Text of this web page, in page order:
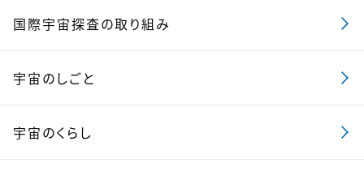
国際宇宙探査の取り組み
宇宙のしごと
宇宙のくらし